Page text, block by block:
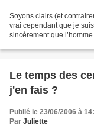
Soyons clairs (et
vrai cependant que je
sincèrement que
Le temps des
j'en fais ?
Publié le 23/06/2006 à
Par Juliette